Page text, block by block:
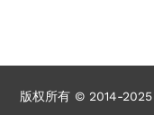
版权所有 © 2014-